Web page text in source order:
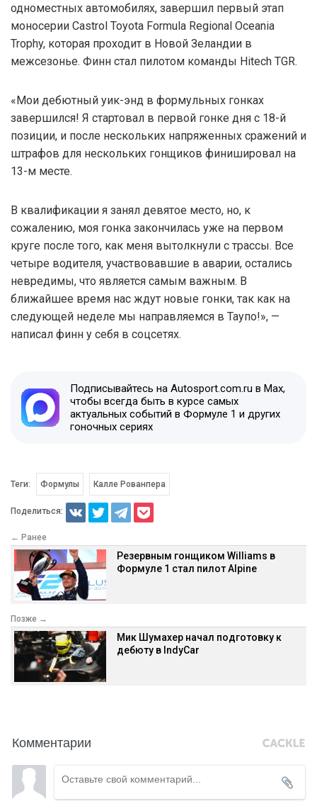
одноместных автомобилях, завершил первый этап
моносерии Castrol Toyota Formula Regional Oceania
Trophy, которая проходит в Новой Зеландии в
межсезонье. Финн стал пилотом команды Hitech TGR.
«Мои дебютный уик-энд в формульных гонках
завершился! Я стартовал в первой гонке дня с 18-й
позиции, и после нескольких напряженных сражений и
штрафов для нескольких гонщиков финишировал на
13-м месте.
В квалификации я занял девятое место, но, к
сожалению, моя гонка закончилась уже на первом
круге после того, как меня вытолкнули с трассы. Все
четыре водителя, участвовавшие в аварии, остались
невредимы, что является самым важным. В
ближайшее время нас ждут новые гонки, так как на
следующей неделе мы направляемся в Таупо!», —
написал финн у себя в соцсетях.
Подписывайтесь на Autosport.com.ru в Max,
чтобы всегда быть в курсе самых
актуальных событий в Формуле 1 и других
гоночных сериях
Теги: Формулы Калле Рованпера
Поделиться:
← Ранее
Резервным гонщиком Williams в
Формуле 1 стал пилот Alpine
Позже →
Мик Шумахер начал подготовку к
дебюту в IndyCar
Комментарии